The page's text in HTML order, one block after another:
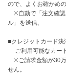
ので、よくお確かめ
※自動で「注文確認
ル」を送信。
■クレジットカード決
ご利用可能なカー
※ご請求金額が30万
せん。